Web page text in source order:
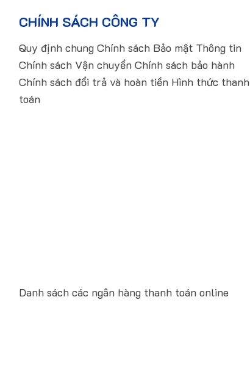
CHÍNH SÁCH CÔNG TY
Quy định chung Chính sách Bảo mật Thông tin
Chính sách Vận chuyển Chính sách bảo hành
Chính sách đổi trả và hoàn tiền Hình thức thanh
toán
Danh sách các ngân hàng thanh toán online